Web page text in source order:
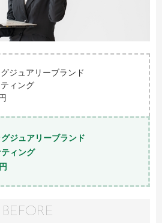
ジュアリーブランド
ィング
ジュアリーブランド
ィング
BEFORE